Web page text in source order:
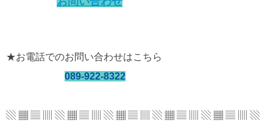
★お電話でのお問い合わせはこちら
089-922-8322
▧ ▦ ▤ ▥ ▧ ▦ ▤ ▥ ▧ ▦ ▤ ▥ ▧ ▦ ▤ ▥ ▧ ▦ ▤ ▥ ▧